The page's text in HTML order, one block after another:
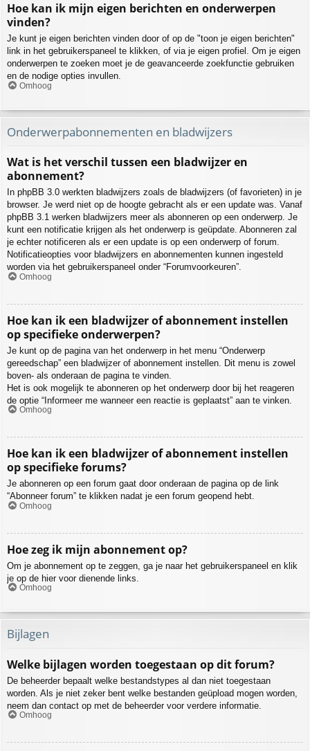
Hoe kan ik mijn eigen berichten en onderwerpen
vinden?
Je kunt je eigen berichten vinden door of op de "toon je eigen berichten"
link in het gebruikerspaneel te klikken, of via je eigen profiel. Om je eigen
onderwerpen te zoeken moet je de geavanceerde zoekfunctie gebruiken
en de nodige opties invullen.
Omhoog
Onderwerpabonnementen en bladwijzers
Wat is het verschil tussen een bladwijzer en
abonnement?
In phpBB 3.0 werkten bladwijzers zoals de bladwijzers (of favorieten) in je
browser. Je werd niet op de hoogte gebracht als er een update was. Vanaf
phpBB 3.1 werken bladwijzers meer als abonneren op een onderwerp. Je
kunt een notificatie krijgen als het onderwerp is geüpdate. Abonneren zal
je echter notificeren als er een update is op een onderwerp of forum.
Notificatieopties voor bladwijzers en abonnementen kunnen ingesteld
worden via het gebruikerspaneel onder “Forumvoorkeuren”.
Omhoog
Hoe kan ik een bladwijzer of abonnement instellen
op specifieke onderwerpen?
Je kunt op de pagina van het onderwerp in het menu “Onderwerp
gereedschap” een bladwijzer of abonnement instellen. Dit menu is zowel
boven- als onderaan de pagina te vinden.
Het is ook mogelijk te abonneren op het onderwerp door bij het reageren
de optie “Informeer me wanneer een reactie is geplaatst” aan te vinken.
Omhoog
Hoe kan ik een bladwijzer of abonnement instellen
op specifieke forums?
Je abonneren op een forum gaat door onderaan de pagina op de link
“Abonneer forum” te klikken nadat je een forum geopend hebt.
Omhoog
Hoe zeg ik mijn abonnement op?
Om je abonnement op te zeggen, ga je naar het gebruikerspaneel en klik
je op de hier voor dienende links.
Omhoog
Bijlagen
Welke bijlagen worden toegestaan op dit forum?
De beheerder bepaalt welke bestandstypes al dan niet toegestaan
worden. Als je niet zeker bent welke bestanden geüpload mogen worden,
neem dan contact op met de beheerder voor verdere informatie.
Omhoog